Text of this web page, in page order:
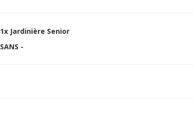
1x Jardinière Senior
SANS -